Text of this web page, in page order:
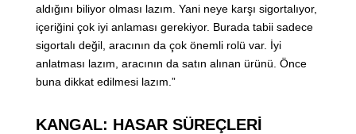
aldığını biliyor olması lazım. Yani neye karşı sigortalıyor,
içeriğini çok iyi anlaması gerekiyor. Burada tabii sadece
sigortalı değil, aracının da çok önemli rolü var. İyi
anlatması lazım, aracının da satın alınan ürünü. Önce
buna dikkat edilmesi lazım.”
KANGAL: HASAR SÜREÇLERİ